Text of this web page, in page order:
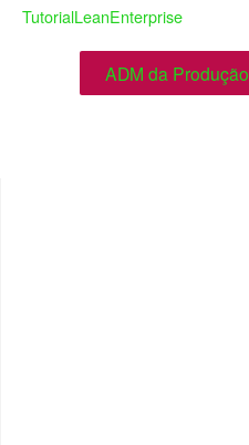
TutorialLeanEnterprise
ADM da Produção